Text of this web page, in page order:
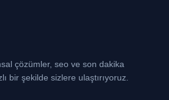
çözümler, seo ve son dakika
bir şekilde sizlere ulaştırıyoruz.